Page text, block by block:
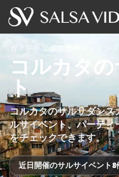
ホーム
イベント
ニュース
記事
動画
ガイド > アジア太平洋 インド
コルカタ
ト
コルカタのサルサダン
ルサイベント、パーテ
をチェックできます。
近日開催のサルサイベント8